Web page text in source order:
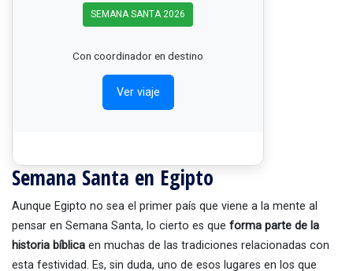
SEMANA SANTA 2026
Con coordinador en destino
Ver viaje
Semana Santa en Egipto
Aunque Egipto no sea el primer país que viene a la mente al
pensar en Semana Santa, lo cierto es que forma parte de la
historia bíblica en muchas de las tradiciones relacionadas con
esta festividad. Es, sin duda, uno de esos lugares en los que